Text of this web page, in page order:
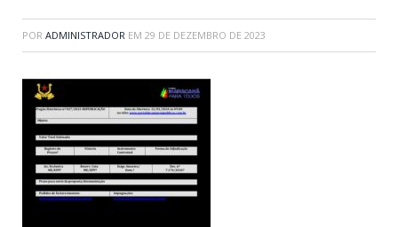
POR ADMINISTRADOR EM 29 DE DEZEMBRO DE 2023